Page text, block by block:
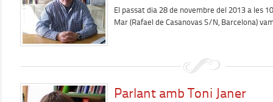
El passat dia 28 de novembre del 2013 a les
Mar (Rafael de Casanovas S/N, Barcelona)
Parlant amb Toni Janer